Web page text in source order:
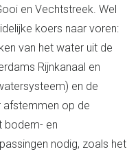
en Vechtstreek. Wel
koers naar voren:
van het water uit de
Rijnkanaal en
en de
afstemmen op de
bodem- en
nodig, zoals het